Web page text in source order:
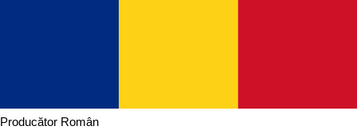
Producător Român